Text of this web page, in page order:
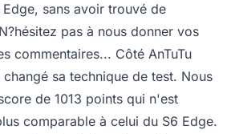
sans avoir trouvé de
pas à nous donner vos
commentaires... Côté AnTuTu
sa technique de test. Nous
de 1013 points qui n'est
comparable à celui du S6 Edge.